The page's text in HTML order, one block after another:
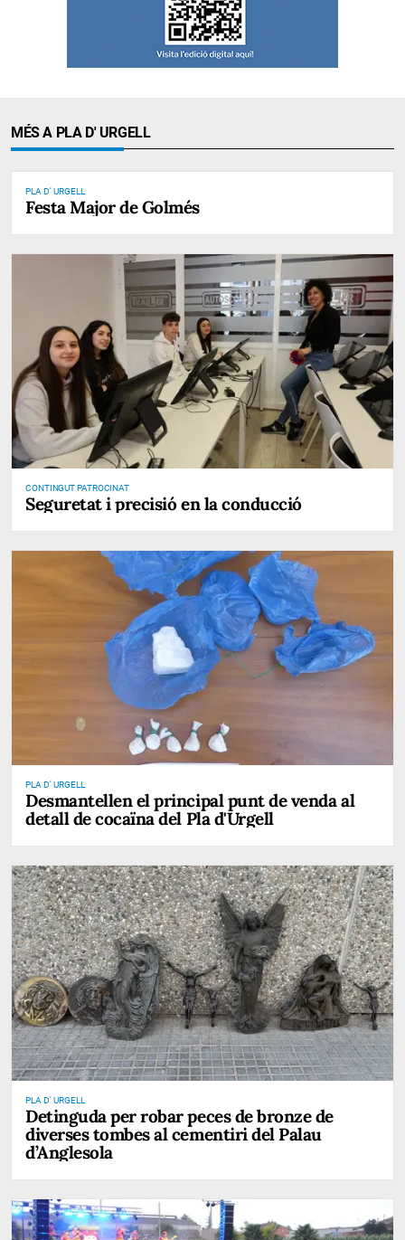
MÉS A PLA D' URGELL
PLA D' URGELL
Festa Major de Golmés
CONTINGUT PATROCINAT
Seguretat i precisió en la conducció
PLA D' URGELL
Desmantellen el principal punt de venda al
detall de cocaïna del Pla d'Urgell
PLA D' URGELL
Detinguda per robar peces de bronze de
diverses tombes al cementiri del Palau
d’Anglesola